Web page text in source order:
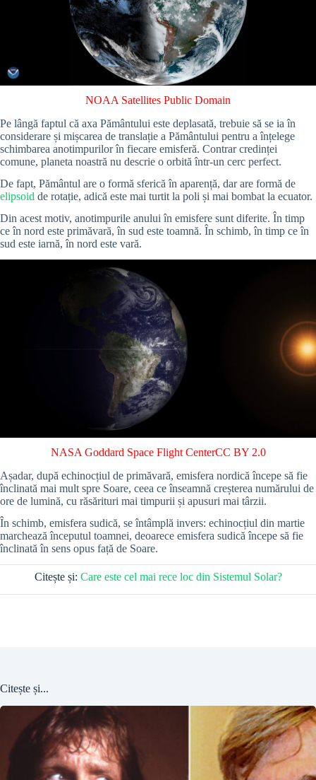
NOAA Satellites Public Domain
Pe lângă faptul că axa Pământului este deplasată, trebuie să se ia în
considerare și mișcarea de translație a Pământului pentru a înțelege
schimbarea anotimpurilor în fiecare emisferă. Contrar credinței
comune, planeta noastră nu descrie o orbită într-un cerc perfect.
De fapt, Pământul are o formă sferică în aparență, dar are formă de
elipsoid de rotație, adică este mai turtit la poli și mai bombat la ecuator.
Din acest motiv, anotimpurile anului în emisfere sunt diferite. În timp
ce în nord este primăvară, în sud este toamnă. În schimb, în timp ce în
sud este iarnă, în nord este vară.
NASA Goddard Space Flight CenterCC BY 2.0
Așadar, după echinocțiul de primăvară, emisfera nordică începe să fie
înclinată mai mult spre Soare, ceea ce înseamnă creșterea numărului de
ore de lumină, cu răsărituri mai timpurii și apusuri mai târzii.
În schimb, emisfera sudică, se întâmplă invers: echinocțiul din martie
marchează începutul toamnei, deoarece emisfera sudică începe să fie
înclinată în sens opus față de Soare.
Citește și: Care este cel mai rece loc din Sistemul Solar?
Citește și...